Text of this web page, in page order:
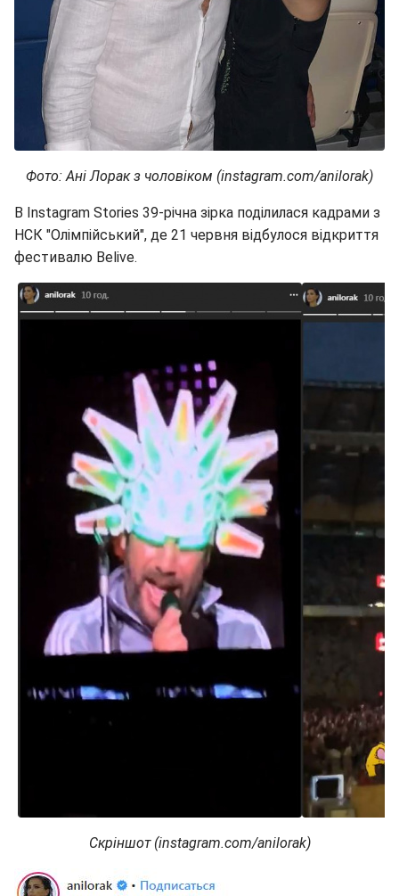
Фото: Ані Лорак з чоловіком (instagram.com/anilorak)
В Instagram Stories 39-річна зірка поділилася кадрами з
НСК "Олімпійський", де 21 червня відбулося відкриття
фестивалю Belive.
Скріншот (instagram.com/anilorak)